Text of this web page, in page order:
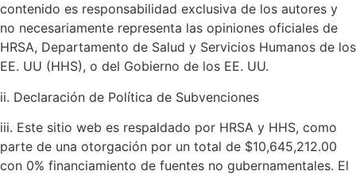
contenido es responsabilidad exclusiva de los autores y
no necesariamente representa las opiniones oficiales de
HRSA, Departamento de Salud y Servicios Humanos de los
EE. UU (HHS), o del Gobierno de los EE. UU.
ii. Declaración de Política de Subvenciones
iii. Este sitio web es respaldado por HRSA y HHS, como
parte de una otorgación por un total de $10,645,212.00
con 0% financiamiento de fuentes no gubernamentales. El